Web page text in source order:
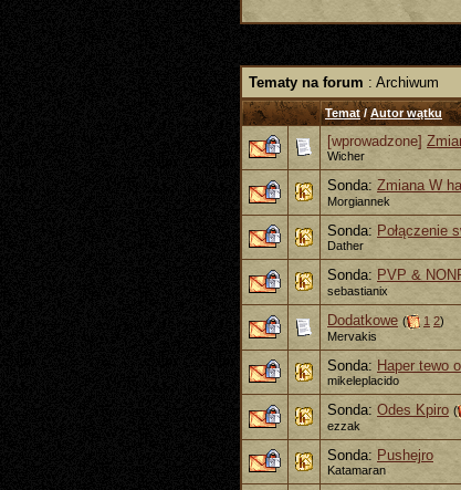
Tematy na forum : Archiwum
Temat/Autor wątku
[wprowadzone]
Wicher
Sonda: Zmiana W
Morgiannek
Sonda: Połączenie
Dather
Sonda: PVP &
sebastianix
Dodatkowe ( 1 2)
Mervakis
Sonda: Haper tewo
mikeleplacido
Sonda: Odes Kpiro (
ezzak
Sonda: Pushejro
Katamaran